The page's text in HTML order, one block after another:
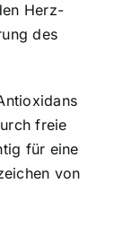
Herz-
des
freie
für eine
von